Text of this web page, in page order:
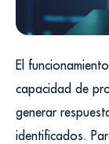
El
capacidad de
generar
identificados.